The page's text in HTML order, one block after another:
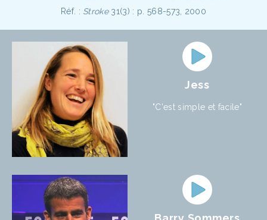
Réf. : Stroke31(3) : p. 568-573, 2000
Jess
"C'est simple et facile"